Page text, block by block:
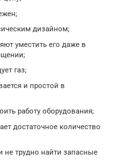
дизайном;
уместить его даже в
газ;
и простой в
работу оборудования;
достаточное количество
не трудно найти запасные